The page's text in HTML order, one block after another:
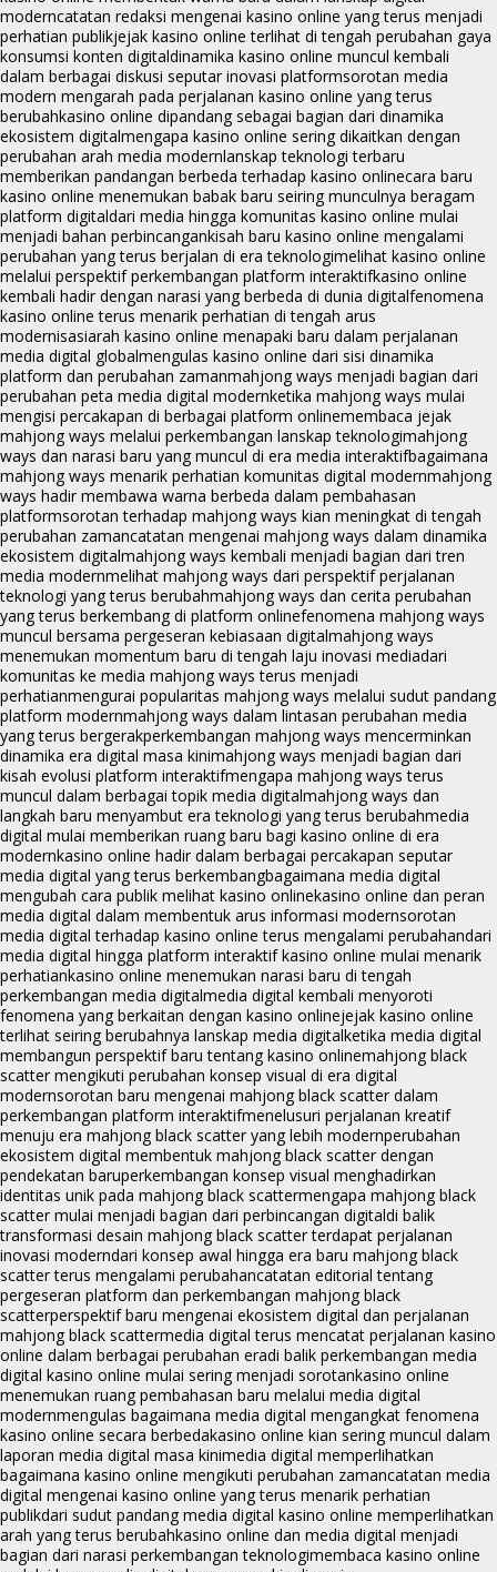
moderncatatan redaksi mengenai kasino online yang terus menjadi
perhatian publikjejak kasino online terlihat di tengah perubahan gaya
konsumsi konten digitaldinamika kasino online muncul kembali
dalam berbagai diskusi seputar inovasi platformsorotan media
modern mengarah pada perjalanan kasino online yang terus
berubahkasino online dipandang sebagai bagian dari dinamika
ekosistem digitalmengapa kasino online sering dikaitkan dengan
perubahan arah media modernlanskap teknologi terbaru
memberikan pandangan berbeda terhadap kasino onlinecara baru
kasino online menemukan babak baru seiring munculnya beragam
platform digitaldari media hingga komunitas kasino online mulai
menjadi bahan perbincangankisah baru kasino online mengalami
perubahan yang terus berjalan di era teknologimelihat kasino online
melalui perspektif perkembangan platform interaktifkasino online
kembali hadir dengan narasi yang berbeda di dunia digitalfenomena
kasino online terus menarik perhatian di tengah arus
modernisasiarah kasino online menapaki baru dalam perjalanan
media digital globalmengulas kasino online dari sisi dinamika
platform dan perubahan zamanmahjong ways menjadi bagian dari
perubahan peta media digital modernketika mahjong ways mulai
mengisi percakapan di berbagai platform onlinemembaca jejak
mahjong ways melalui perkembangan lanskap teknologimahjong
ways dan narasi baru yang muncul di era media interaktifbagaimana
mahjong ways menarik perhatian komunitas digital modernmahjong
ways hadir membawa warna berbeda dalam pembahasan
platformsorotan terhadap mahjong ways kian meningkat di tengah
perubahan zamancatatan mengenai mahjong ways dalam dinamika
ekosistem digitalmahjong ways kembali menjadi bagian dari tren
media modernmelihat mahjong ways dari perspektif perjalanan
teknologi yang terus berubahmahjong ways dan cerita perubahan
yang terus berkembang di platform onlinefenomena mahjong ways
muncul bersama pergeseran kebiasaan digitalmahjong ways
menemukan momentum baru di tengah laju inovasi mediadari
komunitas ke media mahjong ways terus menjadi
perhatianmengurai popularitas mahjong ways melalui sudut pandang
platform modernmahjong ways dalam lintasan perubahan media
yang terus bergerakperkembangan mahjong ways mencerminkan
dinamika era digital masa kinimahjong ways menjadi bagian dari
kisah evolusi platform interaktifmengapa mahjong ways terus
muncul dalam berbagai topik media digitalmahjong ways dan
langkah baru menyambut era teknologi yang terus berubahmedia
digital mulai memberikan ruang baru bagi kasino online di era
modernkasino online hadir dalam berbagai percakapan seputar
media digital yang terus berkembangbagaimana media digital
mengubah cara publik melihat kasino onlinekasino online dan peran
media digital dalam membentuk arus informasi modernsorotan
media digital terhadap kasino online terus mengalami perubahandari
media digital hingga platform interaktif kasino online mulai menarik
perhatiankasino online menemukan narasi baru di tengah
perkembangan media digitalmedia digital kembali menyoroti
fenomena yang berkaitan dengan kasino onlinejejak kasino online
terlihat seiring berubahnya lanskap media digitalketika media digital
membangun perspektif baru tentang kasino onlinemahjong black
scatter mengikuti perubahan konsep visual di era digital
modernsorotan baru mengenai mahjong black scatter dalam
perkembangan platform interaktifmenelusuri perjalanan kreatif
menuju era mahjong black scatter yang lebih modernperubahan
ekosistem digital membentuk mahjong black scatter dengan
pendekatan baruperkembangan konsep visual menghadirkan
identitas unik pada mahjong black scattermengapa mahjong black
scatter mulai menjadi bagian dari perbincangan digitaldi balik
transformasi desain mahjong black scatter terdapat perjalanan
inovasi moderndari konsep awal hingga era baru mahjong black
scatter terus mengalami perubahancatatan editorial tentang
pergeseran platform dan perkembangan mahjong black
scatterperspektif baru mengenai ekosistem digital dan perjalanan
mahjong black scattermedia digital terus mencatat perjalanan kasino
online dalam berbagai perubahan eradi balik perkembangan media
digital kasino online mulai sering menjadi sorotankasino online
menemukan ruang pembahasan baru melalui media digital
modernmengulas bagaimana media digital mengangkat fenomena
kasino online secara berbedakasino online kian sering muncul dalam
laporan media digital masa kinimedia digital memperlihatkan
bagaimana kasino online mengikuti perubahan zamancatatan media
digital mengenai kasino online yang terus menarik perhatian
publikdari sudut pandang media digital kasino online memperlihatkan
arah yang terus berubahkasino online dan media digital menjadi
bagian dari narasi perkembangan teknologimembaca kasino online